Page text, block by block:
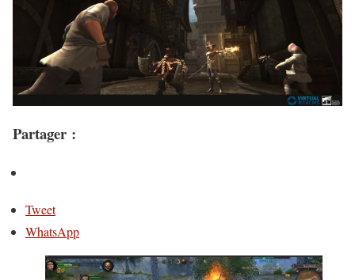
Partager :
Tweet
WhatsApp